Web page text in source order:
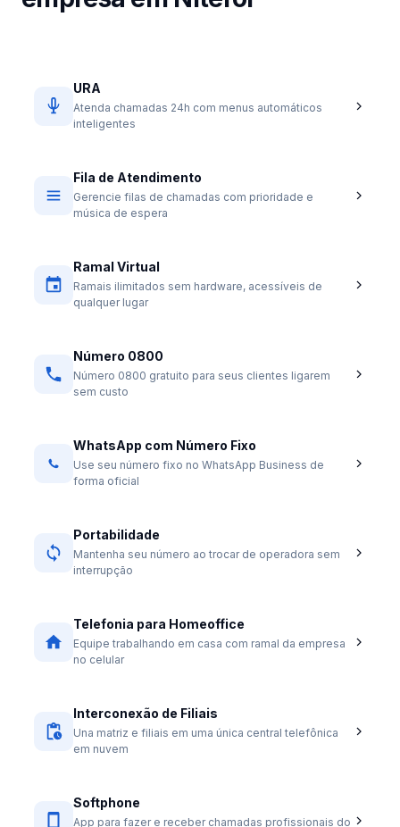
URA
Atenda chamadas 24h com menus automáticos
inteligentes
Fila de Atendimento
Gerencie filas de chamadas com prioridade e
música de espera
Ramal Virtual
Ramais ilimitados sem hardware, acessíveis de
qualquer lugar
Número 0800
Número 0800 gratuito para seus clientes ligarem
sem custo
WhatsApp com Número Fixo
Use seu número fixo no WhatsApp Business de
forma oficial
Portabilidade
Mantenha seu número ao trocar de operadora sem
interrupção
Telefonia para Homeoffice
Equipe trabalhando em casa com ramal da empresa
no celular
Interconexão de Filiais
Una matriz e filiais em uma única central telefônica
em nuvem
Softphone
App para fazer e receber chamadas profissionais do